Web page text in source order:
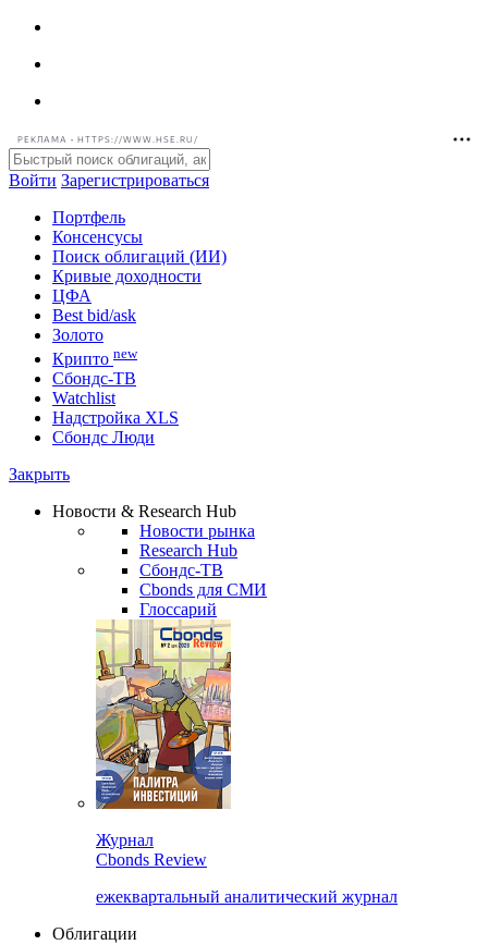
РЕКЛАМА • HTTPS://WWW.HSE.RU/
Войти Зарегистрироваться
Портфель
Консенсусы
Поиск облигаций (ИИ)
Кривые доходности
ЦФА
Best bid/ask
Золото
Крипто new
Watchlist
Сбондс Люди
Новости & Research Hub
Новости рынка
Research Hub
Сбондс-ТВ
Cbonds для СМИ
Глоссарий
Cbonds Review